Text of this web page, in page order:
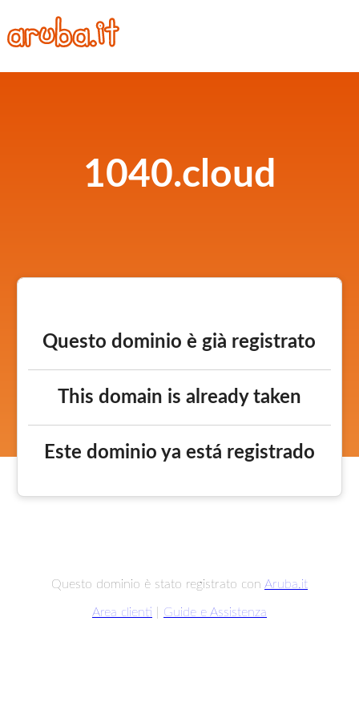
1040.cloud
Questo dominio è già registrato
This domain is already taken
Este dominio ya está registrado
Questo dominio è stato registrato con Aruba.it
Area clienti Guide e Assistenza